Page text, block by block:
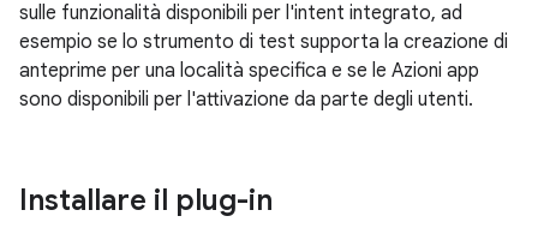
sulle funzionalità disponibili per l'intent integrato, ad
esempio se lo strumento di test supporta la creazione di
anteprime per una località specifica e se le Azioni app
sono disponibili per l'attivazione da parte degli utenti.
Installare il plug-in